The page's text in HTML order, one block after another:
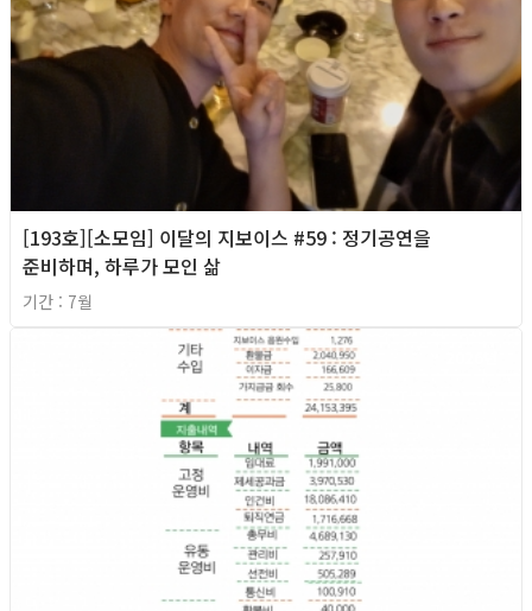
[193호][소모임] 이달의 지보이스 #59 : 정기공연을
준비하며, 하루가 모인 삶
기간 : 7월